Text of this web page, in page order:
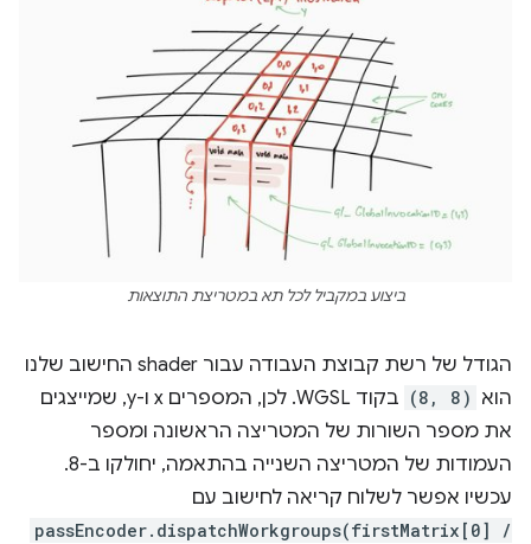
ביצוע במקביל לכל תא במטריצת התוצאות
הגודל של רשת קבוצת העבודה עבור shader החישוב שלנו
הוא (8, 8)
בקוד WGSL. לכן, המספרים x ו-y, שמייצגים
את מספר השורות של המטריצה הראשונה ומספר
העמודות של המטריצה השנייה בהתאמה, יחולקו ב-8.
עכשיו אפשר לשלוח קריאה לחישוב עם
passEncoder.dispatchWorkgroups(firstMatrix[0] /